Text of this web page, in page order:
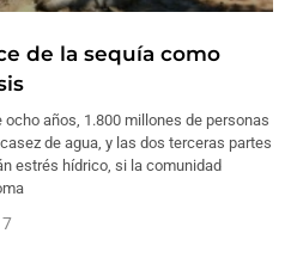
de la sequía como
ocho años, 1.800 millones de personas
de agua, y las dos terceras partes
estrés hídrico, si la comunidad